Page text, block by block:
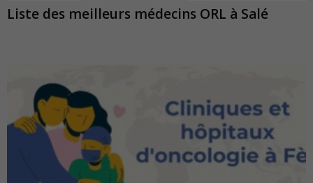
Liste des meilleurs médecins ORL à Salé